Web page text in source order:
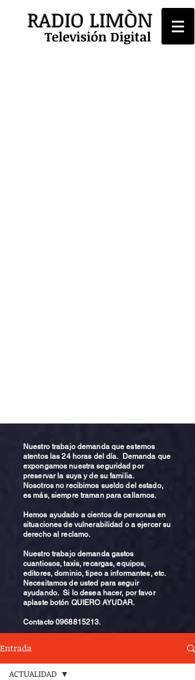
RADIO LIMÒN
Televisión Digital
Nuestro trabajo demanda que estemos
atentos las 24 horas del día. Demanda que
expongamos nuestra seguridad por
preservar la suya y de su familia.
Nosotros no recibimos sueldo del estado,
es más, siempre traman para callarnos.
Hemos ayudado a cientos de personas en
situaciones de vulnerabilidad o a ejercer su
derecho al reclamo.
Nuestro trabajo demanda gastos
cuantiosos, taxis, recargas, equipos,
editores, dominio, tipeo a informantes, etc.
Necesitamos de usted para seguir
ayudando. Si lo desea hacer, por favor
aplaste botón QUIERO AYUDAR.
Contacto0968815213.
Entrada
ACTUALIDAD